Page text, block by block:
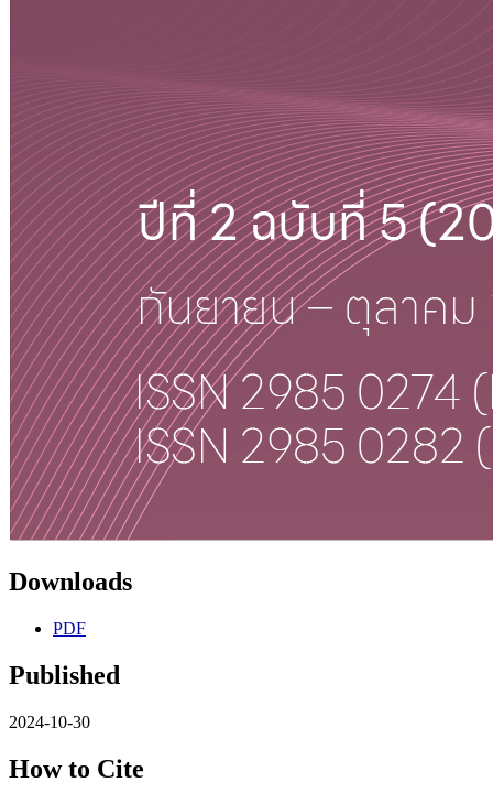
Downloads
PDF
Published
2024-10-30
How to Cite